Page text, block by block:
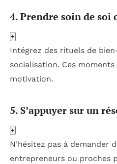
4. Prendre soin de
+
Intégrez des rituels de
socialisation. Ces
motivation.
5. S’appuyer sur un
+
N’hésitez pas à demander
entrepreneurs ou proches